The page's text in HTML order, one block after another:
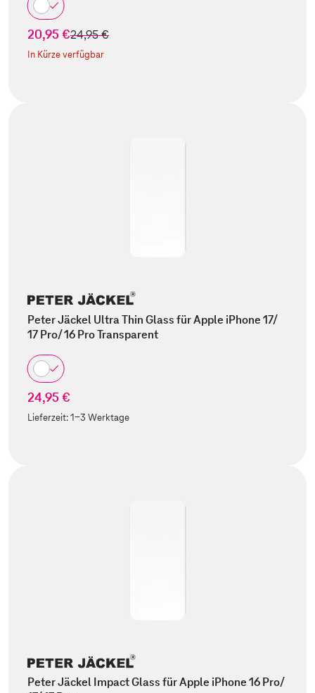
20,95 €statt
24,95 €
In Kürze verfügbar
Peter Jäckel Ultra Thin Glass für Apple iPhone 17/
17 Pro/ 16 Pro Transparent
24,95 €
Lieferzeit:1-3 Werktage
Peter Jäckel Impact Glass für Apple iPhone 16 Pro/